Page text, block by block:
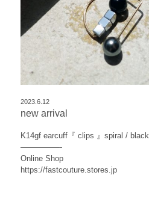
2023.6.12
new arrival
K14gf earcuff『 clips 』spiral / black
—————-
Online Shop
https://fastcouture.stores.jp